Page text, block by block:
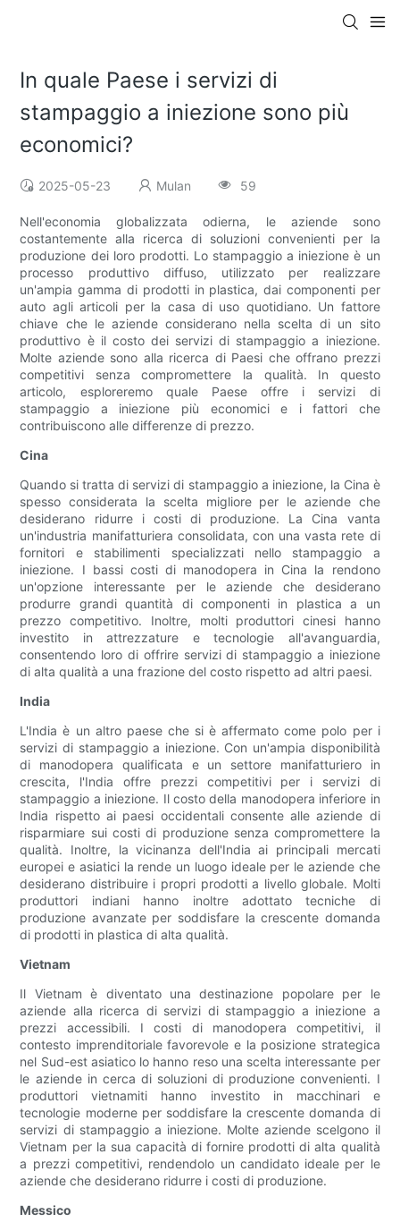
In quale Paese i servizi di
stampaggio a iniezione sono più
economici?
2025-05-23 Mulan 59
Nell'economia globalizzata odierna, le aziende sono
costantemente alla ricerca di soluzioni convenienti per la
produzione dei loro prodotti. Lo stampaggio a iniezione è un
processo produttivo diffuso, utilizzato per realizzare
un'ampia gamma di prodotti in plastica, dai componenti per
auto agli articoli per la casa di uso quotidiano. Un fattore
chiave che le aziende considerano nella scelta di un sito
produttivo è il costo dei servizi di stampaggio a iniezione.
Molte aziende sono alla ricerca di Paesi che offrano prezzi
competitivi senza compromettere la qualità. In questo
articolo, esploreremo quale Paese offre i servizi di
stampaggio a iniezione più economici e i fattori che
contribuiscono alle differenze di prezzo.
Cina
Quando si tratta di servizi di stampaggio a iniezione, la Cina è
spesso considerata la scelta migliore per le aziende che
desiderano ridurre i costi di produzione. La Cina vanta
un'industria manifatturiera consolidata, con una vasta rete di
fornitori e stabilimenti specializzati nello stampaggio a
iniezione. I bassi costi di manodopera in Cina la rendono
un'opzione interessante per le aziende che desiderano
produrre grandi quantità di componenti in plastica a un
prezzo competitivo. Inoltre, molti produttori cinesi hanno
investito in attrezzature e tecnologie all'avanguardia,
consentendo loro di offrire servizi di stampaggio a iniezione
di alta qualità a una frazione del costo rispetto ad altri paesi.
India
L'India è un altro paese che si è affermato come polo per i
servizi di stampaggio a iniezione. Con un'ampia disponibilità
di manodopera qualificata e un settore manifatturiero in
crescita, l'India offre prezzi competitivi per i servizi di
stampaggio a iniezione. Il costo della manodopera inferiore in
India rispetto ai paesi occidentali consente alle aziende di
risparmiare sui costi di produzione senza compromettere la
qualità. Inoltre, la vicinanza dell'India ai principali mercati
europei e asiatici la rende un luogo ideale per le aziende che
desiderano distribuire i propri prodotti a livello globale. Molti
produttori indiani hanno inoltre adottato tecniche di
produzione avanzate per soddisfare la crescente domanda
di prodotti in plastica di alta qualità.
Vietnam
Il Vietnam è diventato una destinazione popolare per le
aziende alla ricerca di servizi di stampaggio a iniezione a
prezzi accessibili. I costi di manodopera competitivi, il
contesto imprenditoriale favorevole e la posizione strategica
nel Sud-est asiatico lo hanno reso una scelta interessante per
le aziende in cerca di soluzioni di produzione convenienti. I
produttori vietnamiti hanno investito in macchinari e
tecnologie moderne per soddisfare la crescente domanda di
servizi di stampaggio a iniezione. Molte aziende scelgono il
Vietnam per la sua capacità di fornire prodotti di alta qualità
a prezzi competitivi, rendendolo un candidato ideale per le
aziende che desiderano ridurre i costi di produzione.
Messico